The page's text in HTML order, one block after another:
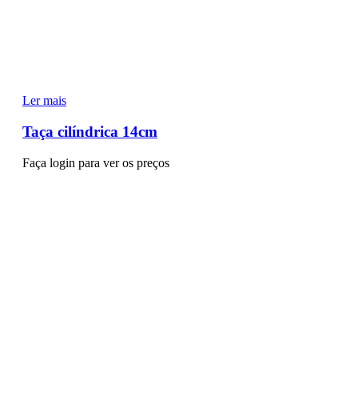
Ler mais
Taça cilíndrica 14cm
Faça login para ver os preços